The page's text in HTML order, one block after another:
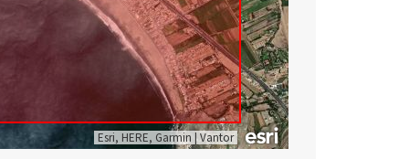
Esri, HERE, Garmin |Vantor